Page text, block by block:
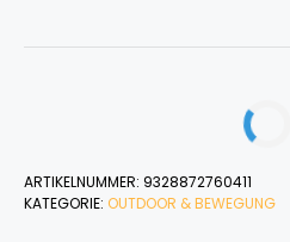
ARTIKELNUMMER: 9328872760411
KATEGORIE: OUTDOOR & BEWEGUNG